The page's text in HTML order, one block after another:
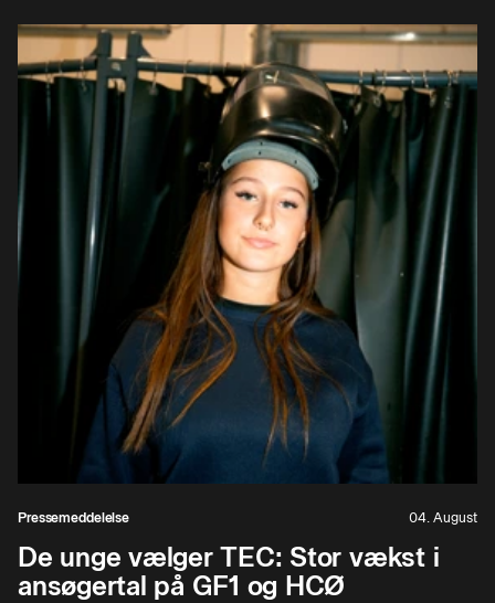
Pressemeddelelse 04. August
De unge vælger TEC: Stor vækst i
ansøgertal på GF1 og HCØ